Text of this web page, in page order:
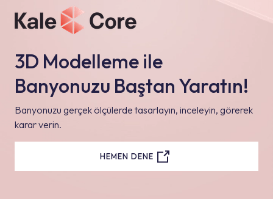
3D Modelleme ile
Banyonuzu Baştan Yaratın!
Banyonuzu gerçek ölçülerde tasarlayın, inceleyin, görerek
karar verin.
HEMEN DENE